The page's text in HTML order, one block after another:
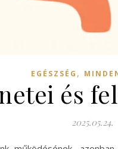
EGÉSZSÉG ,
és
2025.05.24.